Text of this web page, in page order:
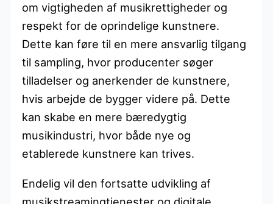
om vigtigheden af musikrettigheder og
respekt for de oprindelige kunstnere.
Dette kan føre til en mere ansvarlig tilgang
til sampling, hvor producenter søger
tilladelser og anerkender de kunstnere,
hvis arbejde de bygger videre på. Dette
kan skabe en mere bæredygtig
musikindustri, hvor både nye og
etablerede kunstnere kan trives.
Endelig vil den fortsatte udvikling af
musikstreamingtjenester og digitale